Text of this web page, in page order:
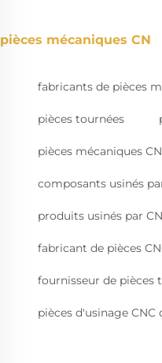
pièces mécaniques CN
fabricants de pièces
pièces tournées
pièces mécaniques CN
composants usinés
produits usinés par
fabricant de pièces
fournisseur de pièces
pièces d'usinage